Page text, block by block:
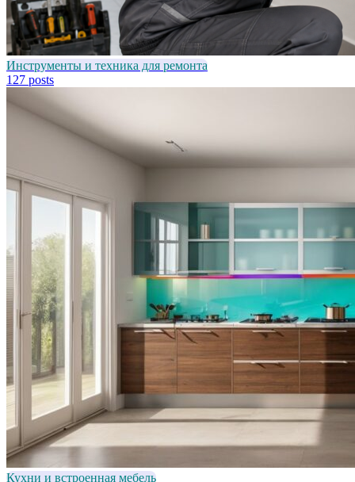
Инструменты и техника для ремонта
127 posts
Кухни и встроенная мебель